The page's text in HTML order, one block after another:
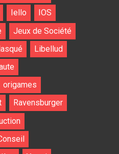
Iello
IOS
Jeux de Société
Libellud
origames
Ravensburger